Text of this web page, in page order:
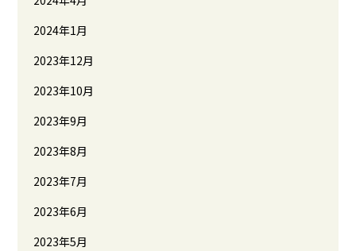
2024年1月
2023年12月
2023年10月
2023年9月
2023年8月
2023年7月
2023年6月
2023年5月